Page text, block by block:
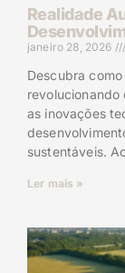
Realidade
janeiro 28, 2026
Descubra
revolucionando
as inovações
sustentáveis.
Ler mais »